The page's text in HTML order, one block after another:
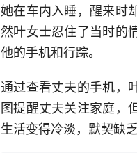
她在车内入睡，醒来时
然叶女士忍住了当时的
他的手机和行踪。
通过查看丈夫的手机，
图提醒丈夫关注家庭，
生活变得冷淡，默契缺